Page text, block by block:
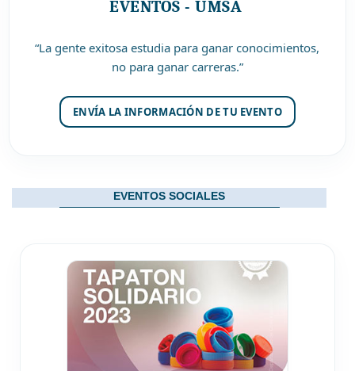
EVENTOS - UMSA
“La gente exitosa estudia para ganar conocimientos,
no para ganar carreras.”
ENVÍA LA INFORMACIÓN DE TU EVENTO
EVENTOS SOCIALES